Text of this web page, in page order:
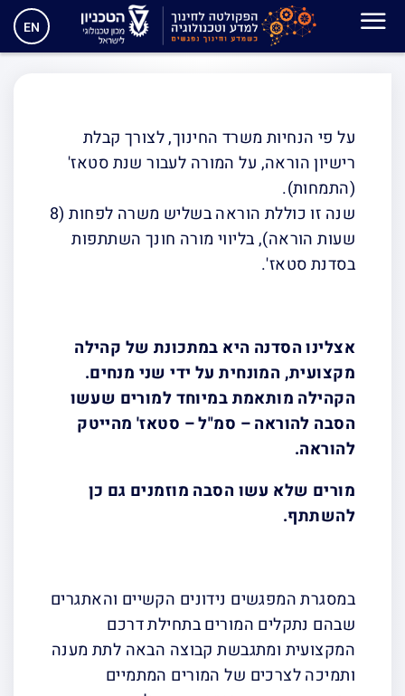
EN סדנת התמחות (סטאז') –
קהילת סמ"ל
על פי הנחיות משרד החינוך, לצורך קבלת
רישיון הוראה, על המורה לעבור שנת סטאז'
(התמחות).
שנה זו כוללת הוראה בשליש משרה לפחות (8
שעות הוראה), בליווי מורה חונך השתתפות
בסדנת סטאז'.
אצלינו הסדנה היא במתכונת של קהילה
מקצועית, המונחית על ידי שני מנחים.
הקהילה מותאמת במיוחד למורים שעשו
הסבה להוראה – סמ"ל – סטאז' מהייטק
להוראה.
מורים שלא עשו הסבה מוזמנים גם כן
להשתתף.
במסגרת המפגשים נידונים הקשיים והאתגרים
שבהם נתקלים המורים בתחילת דרכם
המקצועית ומתגבשת קבוצה הבאה לתת מענה
ותמיכה לצרכים של המורים המתמיים